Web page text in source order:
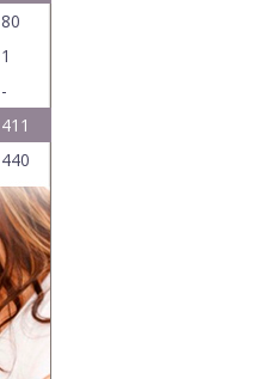
80
1
-
411
440